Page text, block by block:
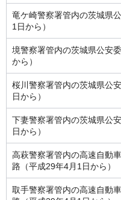
竜ケ崎警察署管内の茨城県
1日から）
境警察署管内の茨城県公安
から）
桜川警察署管内の茨城県公
日から）
下妻警察署管内の茨城県公
日から）
高萩警察署管内の高速自動
路（平成29年4月1日から）
取手警察署管内の高速自動